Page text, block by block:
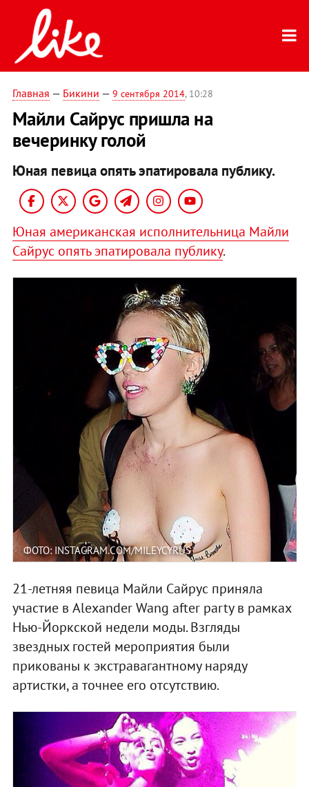
Главная — Бикини — 9 сентября 2014, 10:28
Майли Сайрус пришла на
вечеринку голой
Юная певица опять эпатировала публику.
Юная американская исполнительница Майли
Сайрус опять эпатировала публику.
ФОТО: INSTAGRAM.COM/MILEYCYRUS
21-летняя певица Майли Сайрус приняла
участие в Alexander Wang after party в рамках
Нью-Йоркской недели моды. Взгляды
звездных гостей мероприятия были
прикованы к экстравагантному наряду
артистки, а точнее его отсутствию.